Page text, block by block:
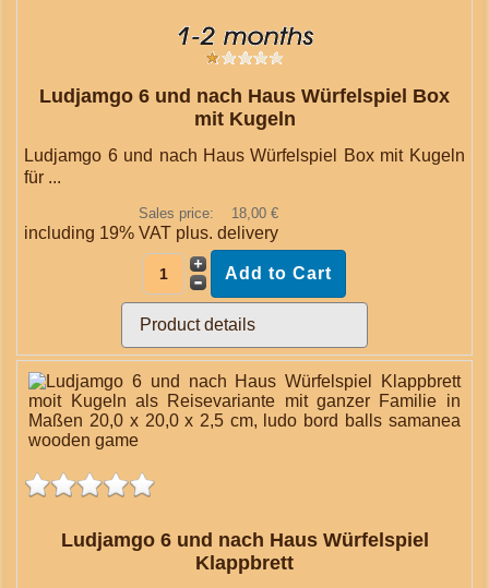
Ludjamgo 6 und nach Haus Würfelspiel Box
mit Kugeln
Ludjamgo 6 und nach Haus Würfelspiel Box mit Kugeln
für ...
Sales price: 18,00 €
including 19% VAT plus.delivery
Product details
Ludjamgo 6 und nach Haus Würfelspiel
Klappbrett